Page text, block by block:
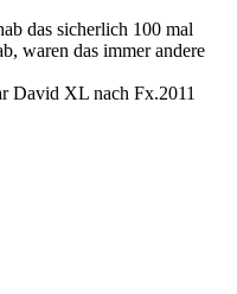
das sicherlich 100 mal
waren das immer andere
David XL nach Fx.2011